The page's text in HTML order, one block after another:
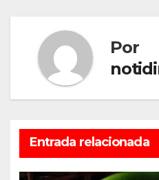
Por
Entrada relacionada